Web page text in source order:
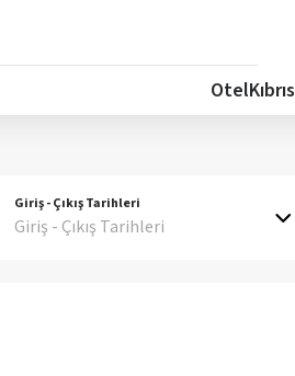
OtelKıbrıs
Giriş - Çıkış Tarihleri
Giriş - Çıkış Tarihleri